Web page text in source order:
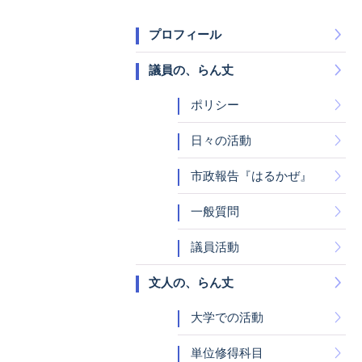
プロフィール
議員の、らん丈
ポリシー
日々の活動
市政報告『はるかぜ』
一般質問
議員活動
文人の、らん丈
大学での活動
単位修得科目